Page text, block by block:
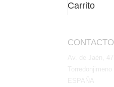
Carrito
CONTACTO